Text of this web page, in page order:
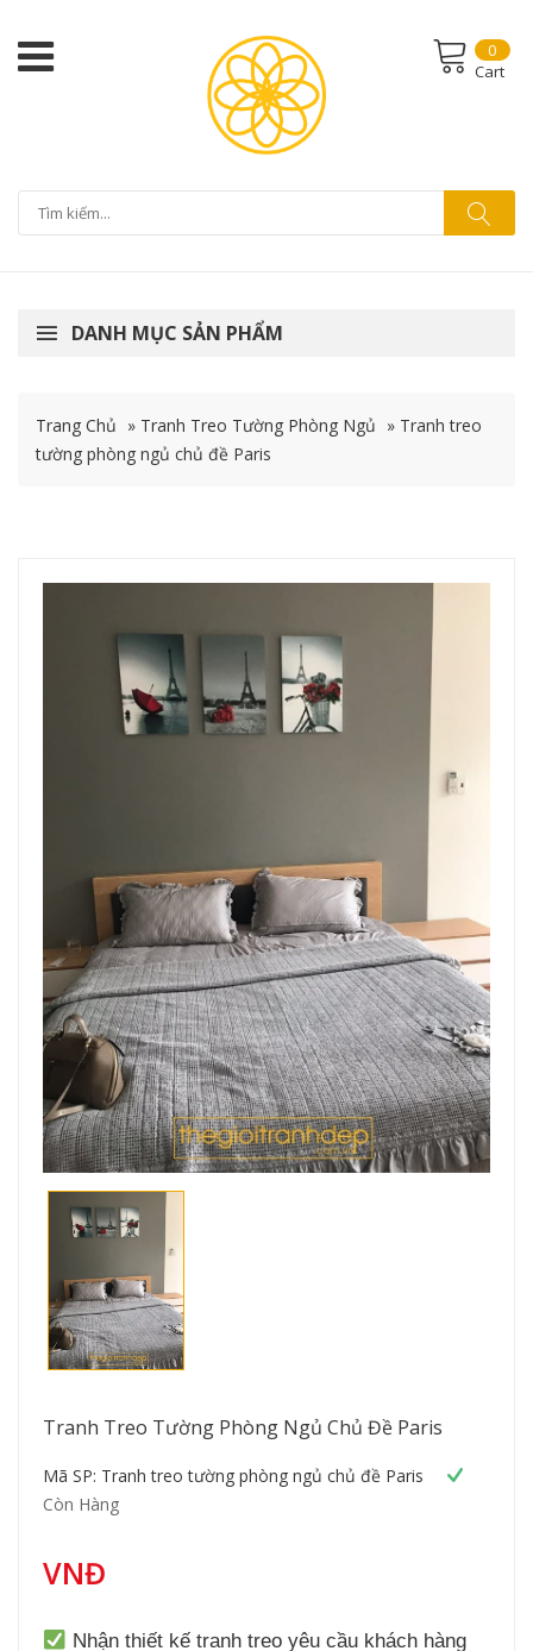
0
Cart
DANH MỤC SẢN PHẨM
Trang Chủ » Tranh Treo Tường Phòng Ngủ » Tranh treo
tường phòng ngủ chủ đề Paris
Tranh Treo Tường Phòng Ngủ Chủ Đề Paris
Mã SP: Tranh treo tường phòng ngủ chủ đề Paris
Còn Hàng
VNĐ
Nhận thiết kế tranh treo yêu cầu khách hàng